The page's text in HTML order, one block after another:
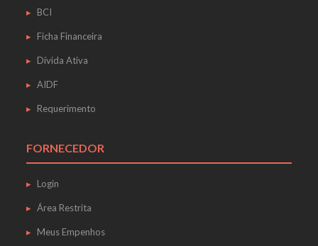
BCI
Ficha Financeira
Dívida Ativa
AIDF
Requerimento
FORNECEDOR
Login
Área Restrita
Meus Empenhos